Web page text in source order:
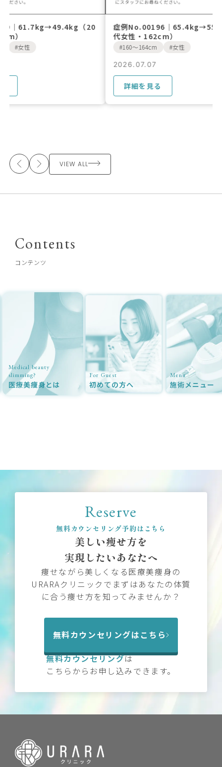
症例No.00196｜65.4kg→55.1kg（30
代女性・162cm）
160〜164cm
症例
代女性・
160〜164cm
VIEW ALL
Contents
コンテンツ
身とは 初めての方へ 施術メニュー
Reserve
無料カウンセリング予約はこちら
美しい痩せ方を
実現したいあなたへ
痩せながら美しくなる医療美痩身の
URARAクリニックでまずはあなたの体質
に合う痩せ方を知ってみませんか？
無料カウンセリングはこちら
無料カウンセリングは
こちらからお申し込みできます。